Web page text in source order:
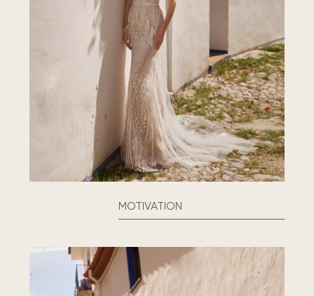
MOTIVATION